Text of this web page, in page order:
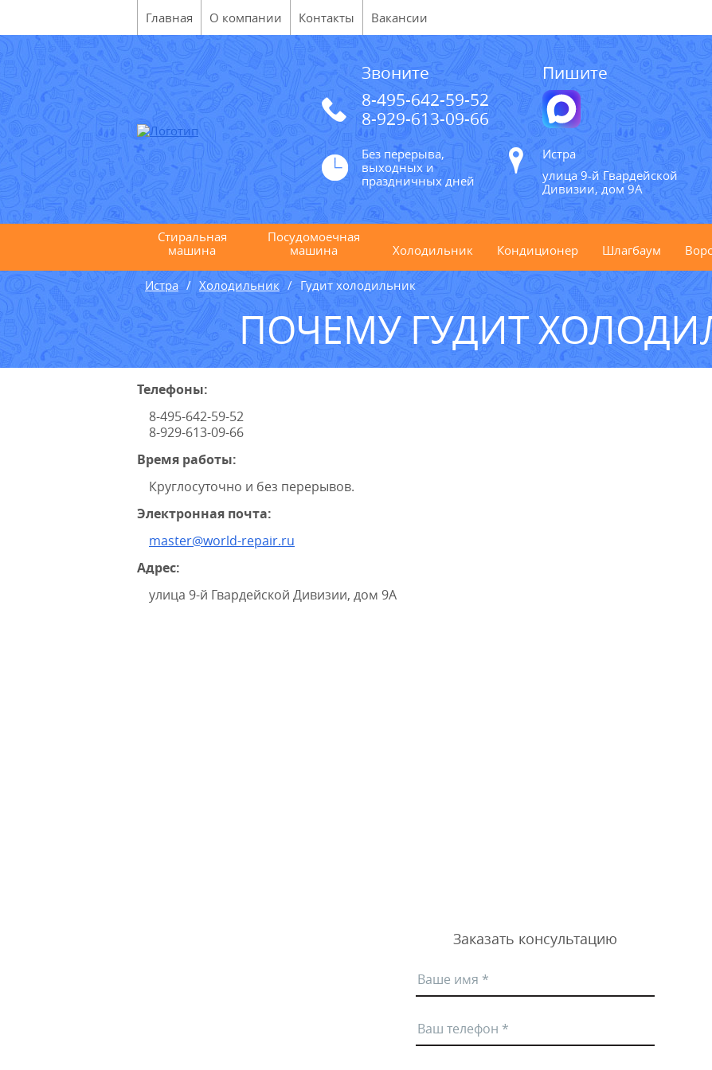
Главная О компании Контакты Вакансии
Звоните
8-495-642-59-52
8-929-613-09-66
Пишите
Без перерыва,
выходных и
праздничных дней
Истра
улица 9-й Гвардейской
Дивизии, дом 9А
Стиральная
машина
Посудомоечная
машина
Холодильник Кондиционер Шлагбаум
Истра Холодильник Гудит холодильник
ПОЧЕМУ ГУДИТ
Телефоны:
8-495-642-59-52
8-929-613-09-66
Время работы:
Круглосуточно и без перерывов.
Электронная почта:
master@world-repair.ru
Адрес:
улица 9-й Гвардейской Дивизии, дом 9А
Заказать консультацию